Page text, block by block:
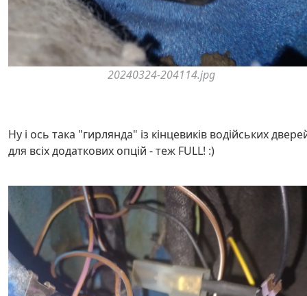
20240324-204114.jpg
Ну і ось така "гирлянда" із кінцевиків водійських
для всіх додаткових опцій - теж FULL! :)